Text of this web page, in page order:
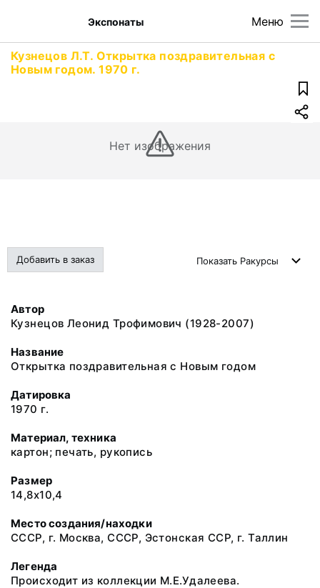
Меню
Экспонаты
Кузнецов Л.Т. Открытка поздравительная с
Новым годом. 1970 г.
Нет изображения
Добавить в заказ Показать Ракурсы
Автор
Кузнецов Леонид Трофимович (1928-2007)
Название
Открытка поздравительная с Новым годом
Датировка
1970 г.
Материал, техника
картон; печать, рукопись
Размер
14,8х10,4
Место создания/находки
СССР, г. Москва, СССР, Эстонская ССР, г. Таллин
Легенда
Происходит из коллекции М.Е.Удалеева.